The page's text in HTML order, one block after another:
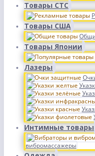
Товары СТС
Товары США
Товары Японии
Лазеры
Интимные товары
вибромассажеры